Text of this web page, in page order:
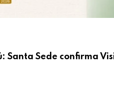
Santa Sede confirma